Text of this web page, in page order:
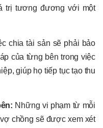
trị tương đương với một
chia tài sản sẽ phải bảo
của từng bên trong việc
giúp họ tiếp tục tạo thu
Những vi phạm từ mỗi
chồng sẽ được xem xét